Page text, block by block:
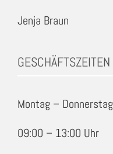
Jenja Braun
GESCHÄFTSZEITEN
Montag – Donnerstag
09:00 – 13:00 Uhr